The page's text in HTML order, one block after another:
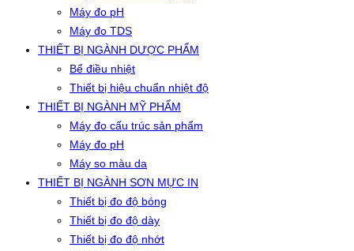
Máy đo pH
Máy đo TDS
THIẾT BỊ NGÀNH DƯỢC PHẨM
Bể điều nhiệt
Thiết bị hiệu chuẩn nhiệt độ
THIẾT BỊ NGÀNH MỸ PHẨM
Máy đo cấu trúc sản phẩm
Máy đo pH
Máy so màu da
THIẾT BỊ NGÀNH SƠN MỰC IN
Thiết bị đo độ bóng
Thiết bị đo độ dày
Thiết bị đo độ nhớt